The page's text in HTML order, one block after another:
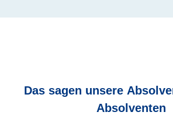
Das sagen unsere
Absolventen